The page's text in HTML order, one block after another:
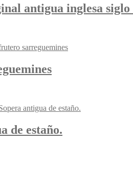
antigua inglesa
de estaño.